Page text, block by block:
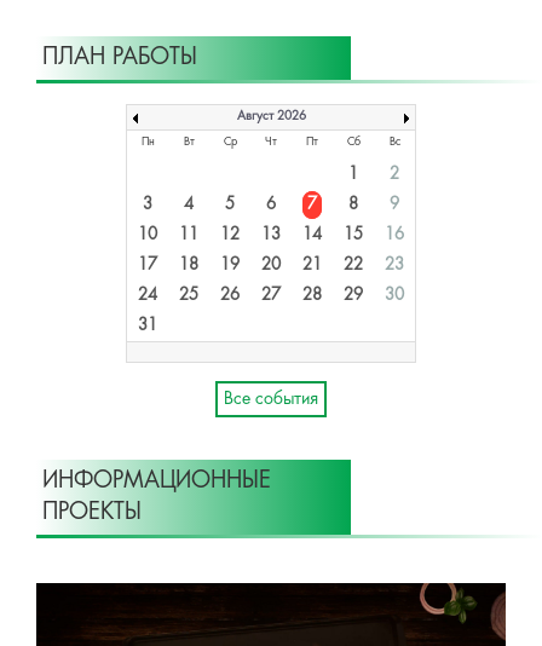
ПЛАН РАБОТЫ
Август 2026
Пн Вт Ср Чт Пт Сб Вс
1
2
3
4 5 6 7 8
9
10
11 12 13 14 15
16
17
18 19 20 21 22
23
24
25 26 27 28 29
30
31
Все события
ИНФОРМАЦИОННЫЕ
ПРОЕКТЫ